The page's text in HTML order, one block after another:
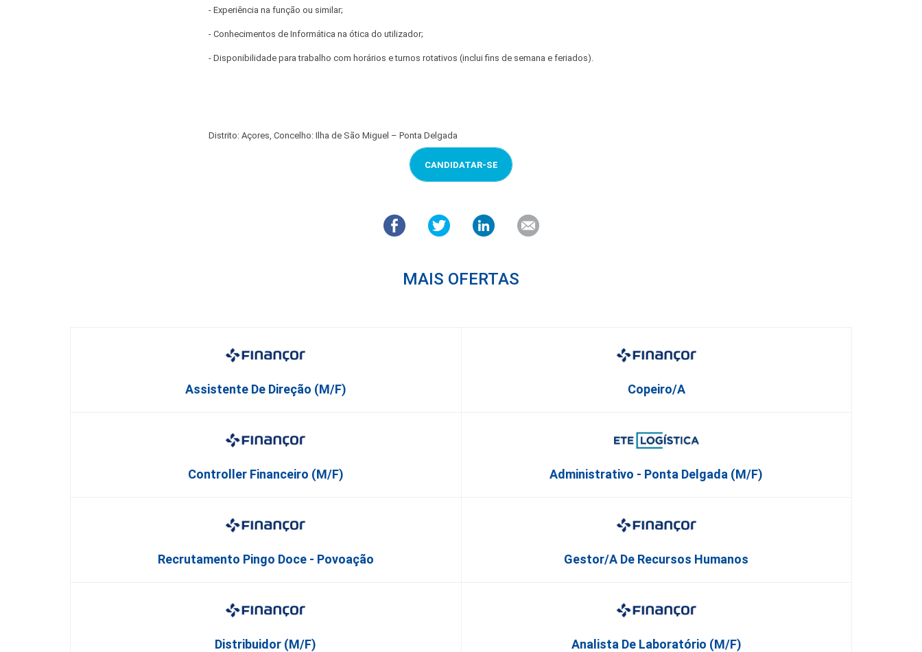
- Experiência na função ou similar;
- Conhecimentos de Informática na ótica do utilizador;
- Disponibilidade para trabalho com horários e turnos rotativos (inclui fins de semana e feriados).
Distrito: Açores, Concelho: Ilha de São Miguel – Ponta Delgada
CANDIDATAR-SE
MAIS OFERTAS
Assistente De Direção (M/F) Copeiro/a
Controller Financeiro (M/F) Administrativo - Ponta Delgada (m/f)
Recrutamento Pingo Doce - Povoação Gestor/a De Recursos Humanos
Distribuidor (M/F) Analista De Laboratório (M/F)